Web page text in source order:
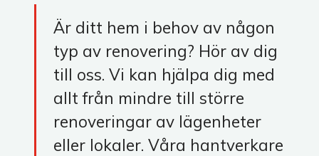
Är ditt hem i behov av någon
typ av renovering? Hör av dig
till oss. Vi kan hjälpa dig med
allt från mindre till större
renoveringar av lägenheter
eller lokaler. Våra hantverkare